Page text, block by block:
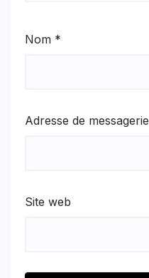
Nom *
Adresse de messagerie
Site web